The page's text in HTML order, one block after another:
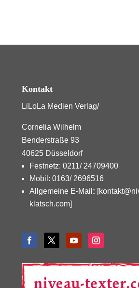
Kontakt
LiLoLa Medien Verlag/
Cornelia Wilhelm
Benderstraße 93
40625 Düsseldorf
Festnetz: 0211/ 24709400
Mobil: 0163/ 2696516
Allgemeine E-Mail :
klatsch.com]